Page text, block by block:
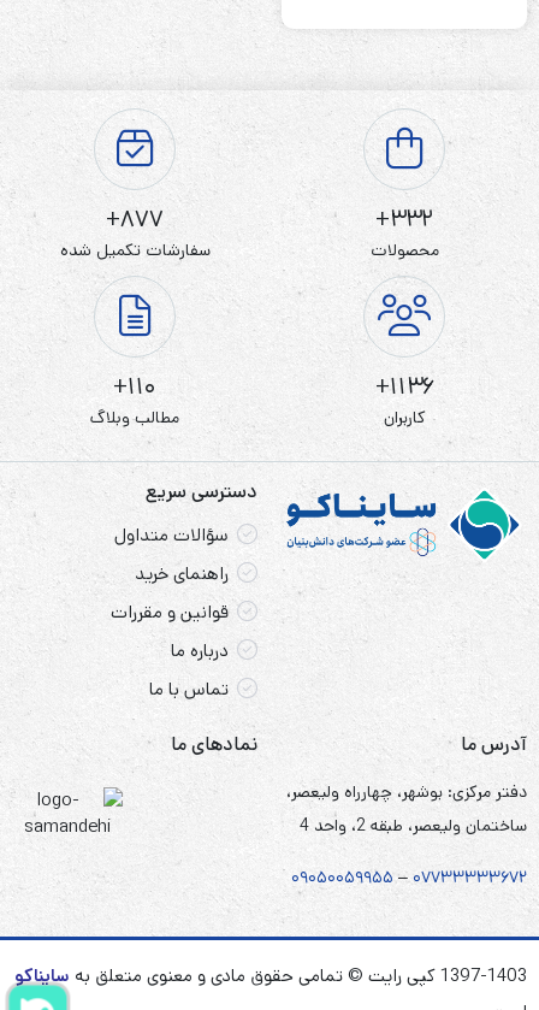
332+
محصولات
877+
سفارشات تکمیل شده
1136+
کاربران
110+
مطالب وبلاگ
دسترسی سریع
سؤالات متداول
راهنمای خرید
قوانین و مقررات
درباره ما
تماس با ما
آدرس ما
دفتر مرکزی: بوشهر، چهارراه ولیعصر،
ساختمان ولیعصر، طبقه 2، واحد 4
۰۷۷۳۳۳۳۳۶۷۲ – ۰۹۰۵۰۰۵۹۹۵۵
نمادهای ما
1397-1403 کپی رایت © تمامی حقوق مادی و معنوی متعلق به
سایناکو